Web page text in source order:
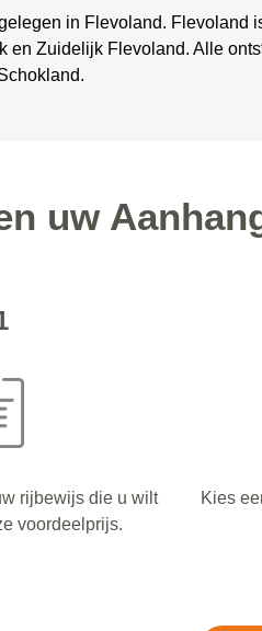
in Flevoland. Flevoland
en Zuidelijk Flevoland. Alle
uw
rijbewijs die u wilt
voordeelprijs.
Kies